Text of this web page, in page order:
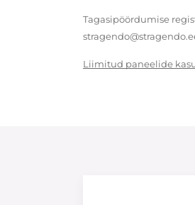
Tagasipöördumise
Liimitud paneelide